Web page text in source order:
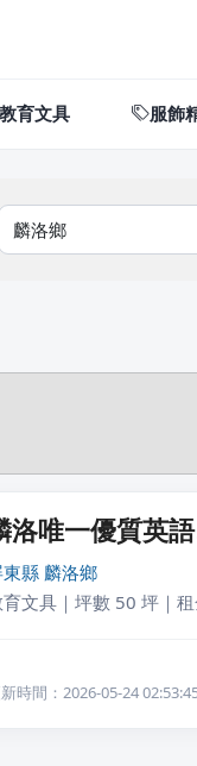
教育文具 服飾
洛唯一優質英
東縣 麟洛鄉
文具｜坪數 50 坪｜
時間：2026-05-24